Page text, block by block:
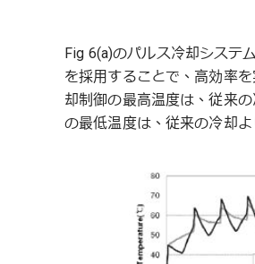
Fig 6(a)のパルス冷却システ
を採用することで、高効率
却制御の最高温度は、従来
の最低温度は、従来の冷却